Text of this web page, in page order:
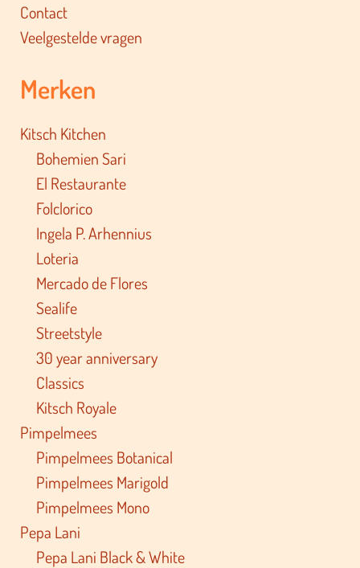
Contact
Veelgestelde vragen
Merken
Kitsch Kitchen
Bohemien Sari
El Restaurante
Folclorico
Ingela P. Arhennius
Loteria
Mercado de Flores
Sealife
Streetstyle
30 year anniversary
Classics
Kitsch Royale
Pimpelmees
Pimpelmees Botanical
Pimpelmees Marigold
Pimpelmees Mono
Pepa Lani
Pepa Lani Black & White